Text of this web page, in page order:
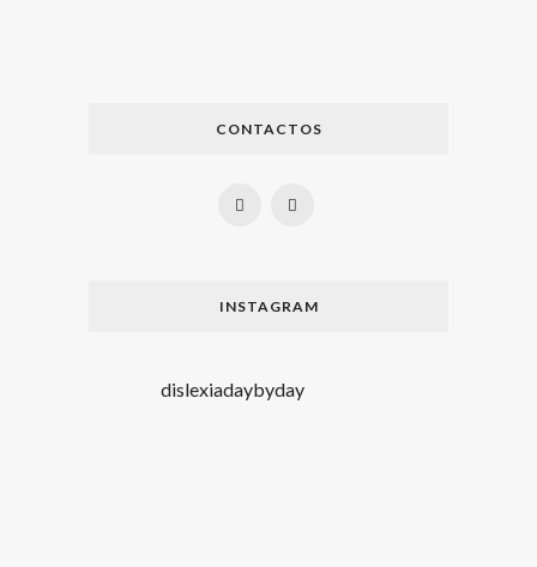
CONTACTOS
INSTAGRAM
dislexiadaybyday